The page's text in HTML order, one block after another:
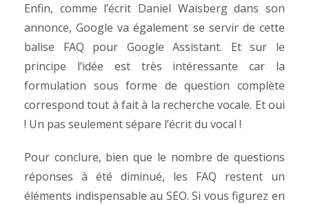
Enfin, comme l’écrit Daniel Waisberg dans son
annonce, Google va également se servir de cette
balise FAQ pour Google Assistant. Et sur le
principe l’idée est très intéressante car la
formulation sous forme de question complète
correspond tout à fait à la recherche vocale. Et oui
! Un pas seulement sépare l’écrit du vocal !
Pour conclure, bien que le nombre de questions
réponses à été diminué, les FAQ restent un
éléments indispensable au SEO. Si vous figurez en